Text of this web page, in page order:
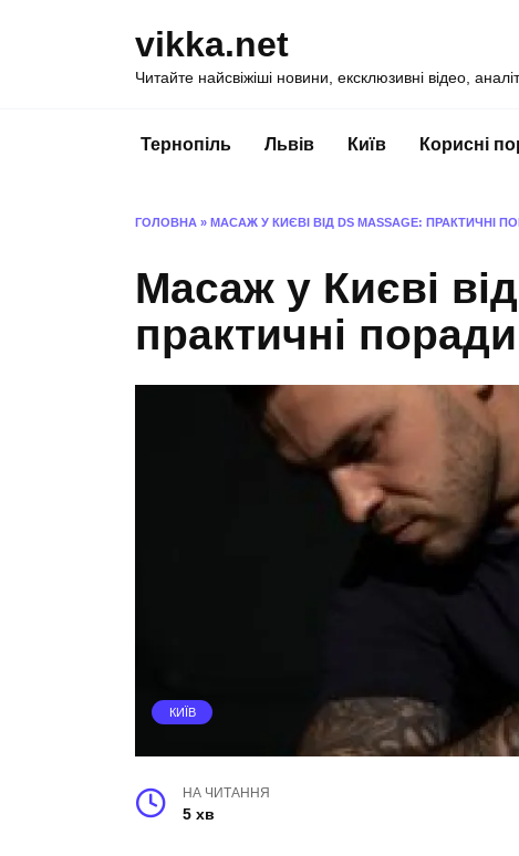
vikka.net
Читайте найсвіжіші новини, ексклюзивні відео,
Тернопіль Львів Київ Корисні
ГОЛОВНА » МАСАЖ У КИЄВІ ВІД DS MASSAGE: ПРАКТИЧНІ
Масаж у Києві
практичні
КИЇВ
НА ЧИТАННЯ
5 хв